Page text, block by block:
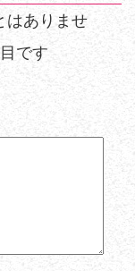
はありませ
です